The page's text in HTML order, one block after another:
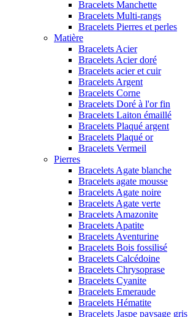
Bracelets Manchette
Bracelets Multi-rangs
Bracelets Pierres et perles
Matière
Bracelets Acier
Bracelets Acier doré
Bracelets acier et cuir
Bracelets Argent
Bracelets Corne
Bracelets Doré à l'or fin
Bracelets Laiton émaillé
Bracelets Plaqué argent
Bracelets Plaqué or
Bracelets Vermeil
Pierres
Bracelets Agate blanche
Bracelets agate mousse
Bracelets Agate noire
Bracelets Agate verte
Bracelets Amazonite
Bracelets Apatite
Bracelets Aventurine
Bracelets Bois fossilisé
Bracelets Calcédoine
Bracelets Chrysoprase
Bracelets Cyanite
Bracelets Emeraude
Bracelets Hématite
Bracelets Jaspe paysage gris